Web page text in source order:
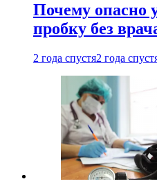
Почему опасно
пробку без
2 года спустя2 года